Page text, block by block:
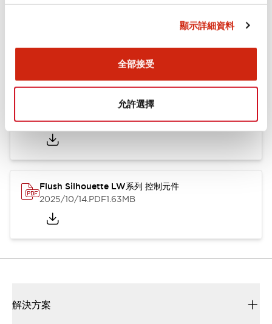
顯示詳細資料
全部接受
允許選擇
認證與標準
Flush Silhouette LW系列 控制元件 (英文版)
2025/09/19.PDF1.23MB
Flush Silhouette LW系列 控制元件
2025/10/14.PDF1.63MB
解決方案